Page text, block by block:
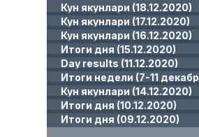
Кун якунлари (18.12.2020)
Кун якунлари (17.12.2020)
Кун якунлари (16.12.2020)
Итоги дня (15.12.2020)
Day results (11.12.2020)
Итоги недели (7-11
Кун якунлари (14.12.2020)
Итоги дня (10.12.2020)
Итоги дня (09.12.2020)